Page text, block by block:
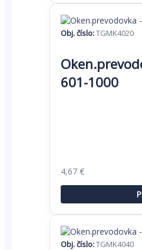
Obj. číslo:TGMK4020
601-1000
Pôvodná
7,18 €.
4,67 €Aktuálna
4,67 €.
Obj. číslo:TGMK4040